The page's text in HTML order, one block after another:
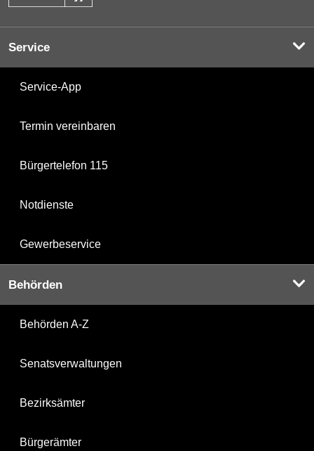
Service
Service-App
Termin vereinbaren
Bürgertelefon 115
Notdienste
Gewerbeservice
Behörden
Behörden A-Z
Senatsverwaltungen
Bezirksämter
Bürgerämter